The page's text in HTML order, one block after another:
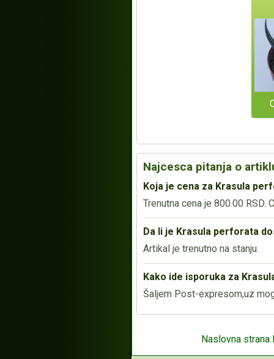
Najcesca pitanja o
Koja je cena za Krasula
Trenutna cena je 800.00 RSD.
Da li je Krasula perforata
Artikal je trenutno na stanju.
Kako ide isporuka za
Šaljem Post-expresom,uz
Naslovna strana